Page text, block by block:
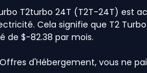
T2turbo 24T (T2T-24T) est
Cela signifie que T2
de $-82.38 par mois.
d'Hébergement, vous ne